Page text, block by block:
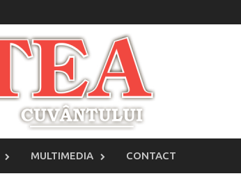
MULTIMEDIA CONTACT